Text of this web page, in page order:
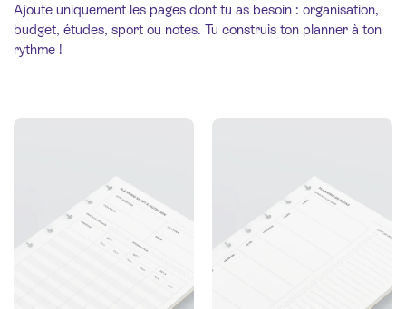
Ajoute uniquement les pages dont tu as besoin : organisation,
budget, études, sport ou notes. Tu construis ton planner à ton
rythme !